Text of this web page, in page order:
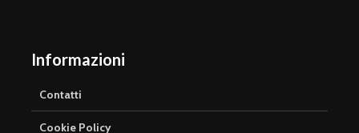
Informazioni
Contatti
Cookie Policy